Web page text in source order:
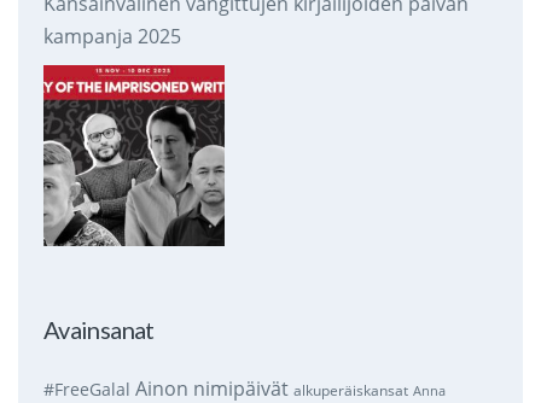
kampanja 2025
Avainsanat
#FreeGalal Ainon nimipäivät alkuperäiskansat Anna